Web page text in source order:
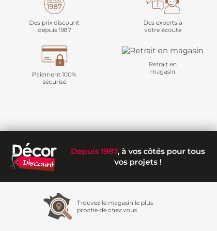
Des prix discount
depuis 1987
Des experts à
votre écoute
Paiement 100%
sécurisé
Retrait en
magasin
Depuis 1987, à vos côtés pour tous
vos projets !
Trouvez le magasin le plus
proche de chez vous